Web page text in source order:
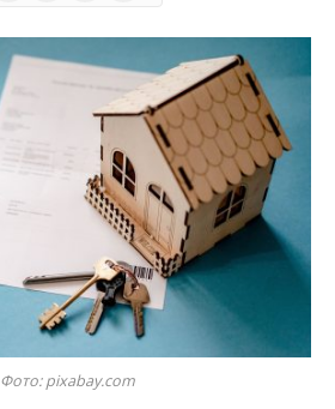
Фото: pixabay.com